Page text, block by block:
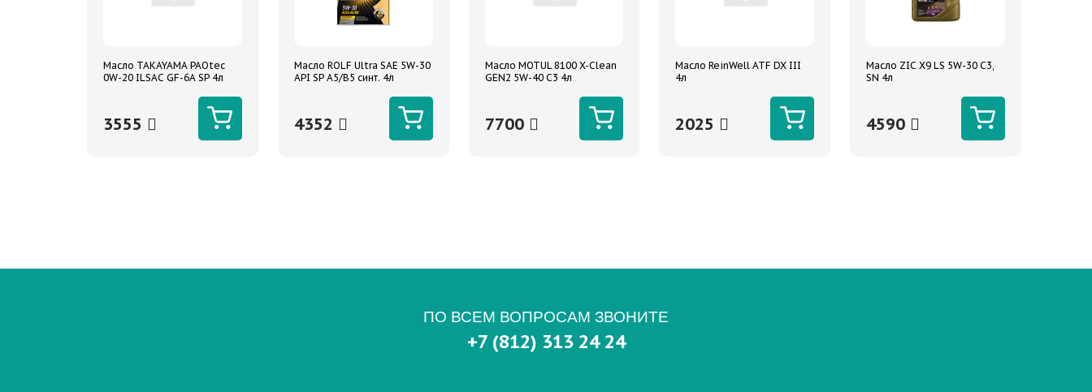
Масло TAKAYAMA PAOtec
0W-20 ILSAC GF-6A SP 4л
3555
Масло ROLF Ultra SAE 5W-30
API SP A5/B5 синт. 4л
4352
Масло MOTUL 8100 X-Clean
GEN2 5W-40 C3 4л
7700
Масло ReinWell ATF DX III
4л
2025
Масло ZIC X9 LS 5W-30 C3,
SN 4л
4590
ПО ВСЕМ ВОПРОСАМ ЗВОНИТЕ
+7 (812) 313 24 24